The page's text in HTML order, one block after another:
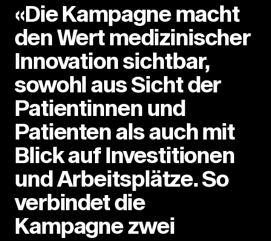
«Die Kampagne macht
den Wert medizinischer
Innovation sichtbar,
sowohl aus Sicht der
Patientinnen und
Patienten als auch mit
Blick auf Investitionen
und Arbeitsplätze. So
verbindet die
Kampagne zwei